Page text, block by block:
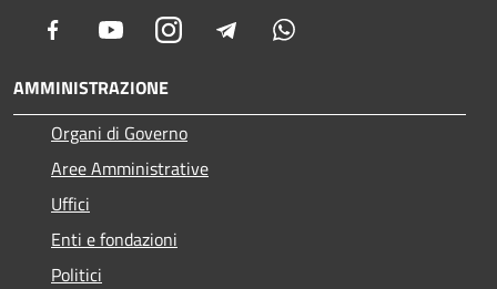
Facebook YoutubeInstagram Telegram
AMMINISTRAZIONE
Organi di Governo
Aree Amministrative
Uffici
Enti e fondazioni
Politici